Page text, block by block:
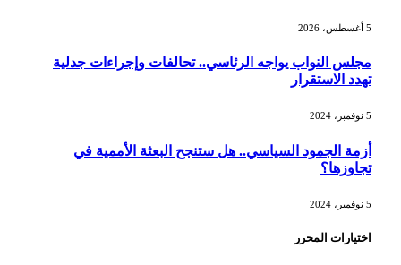
مجلس النواب يواجه الرئاسي.. تحالفات وإجراءات جدلية
تهدد الاستقرار
أزمة الجمود السياسي.. هل ستنجح البعثة الأممية في
تجاوزها؟
اختيارات المحرر